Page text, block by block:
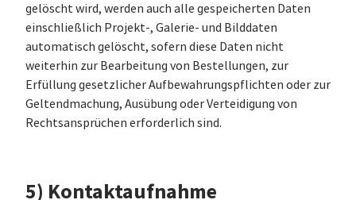
gelöscht wird, werden auch alle gespeicherten Daten
einschließlich Projekt-, Galerie- und Bilddaten
automatisch gelöscht, sofern diese Daten nicht
weiterhin zur Bearbeitung von Bestellungen, zur
Erfüllung gesetzlicher Aufbewahrungspflichten oder zur
Geltendmachung, Ausübung oder Verteidigung von
Rechtsansprüchen erforderlich sind.
5) Kontaktaufnahme